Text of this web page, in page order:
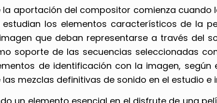
la aportación del compositor comienza
los elementos característicos de la
que deban representarse a través del
soporte de las secuencias seleccionadas
de identificación con la imagen,
las mezclas definitivas de sonido en el estudio